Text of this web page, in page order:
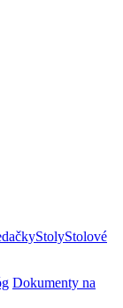
StolyStolové
Dokumenty na